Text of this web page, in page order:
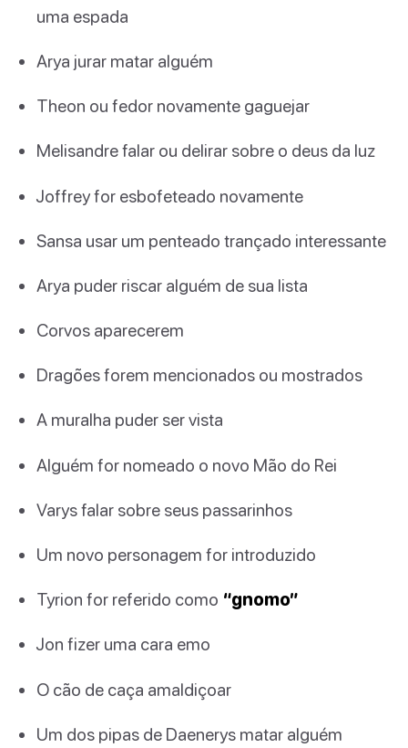
uma espada
Arya jurar matar alguém
Theon ou fedor novamente gaguejar
Melisandre falar ou delirar sobre o deus da luz
Joffrey for esbofeteado novamente
Sansa usar um penteado trançado interessante
Arya puder riscar alguém de sua lista
Corvos aparecerem
Dragões forem mencionados ou mostrados
A muralha puder ser vista
Alguém for nomeado o novo Mão do Rei
Varys falar sobre seus passarinhos
Um novo personagem for introduzido
Tyrion for referido como “gnomo”
Jon fizer uma cara emo
O cão de caça amaldiçoar
Um dos pipas de Daenerys matar alguém